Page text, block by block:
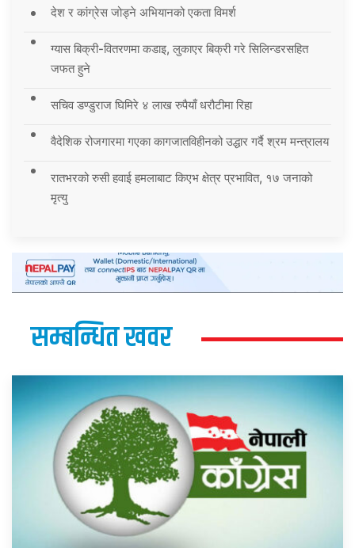
देश र कांग्रेस जोड्ने अभियानको एकता विमर्श
ग्यास बिक्री-वितरणमा कडाइ, लुकाएर बिक्री गरे सिलिन्डरसहित
जफत हुने
सचिव डण्डुराज घिमिरे ४ लाख रुपैयाँ धरौटीमा रिहा
वैदेशिक रोजगारमा गएका कागजातविहीनको उद्धार गर्दै श्रम मन्त्रालय
रातभरको रुसी हवाई हमलाबाट किएभ क्षेत्र प्रभावित, १७ जनाको
मृत्यु
सम्बन्धित खवर